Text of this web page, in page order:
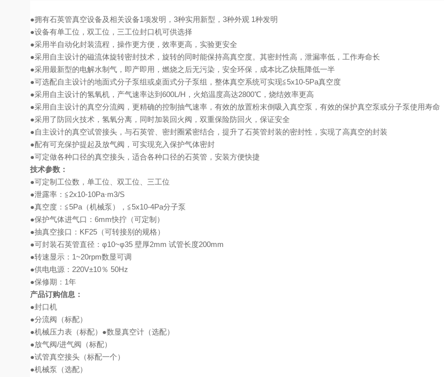
●拥有石英管真空设备及相关设备1项发明，3种实用新型，3种外观 1种发明
●设备有单工位，双工位，三工位封口机可供选择
●采用半自动化封装流程，操作更方便，效率更高，实验更安全
●采用自主设计的磁流体旋转密封技术，旋转的同时能保持高真空度。其密封性高，泄漏率低，工作寿命长
●采用最新型的电解水制气，即产即用，燃烧之后无污染，安全环保，成本比乙炔瓶降低一半
●可选配自主设计的地面式分子泵组或桌面式分子泵组，整体真空系统可实现≦5x10-5Pa真空度
●采用自主设计的氢氧机，产气速率达到600L/H，火焰温度高达2800℃，烧结效率更高
●采用自主设计的真空分流阀，更精确的控制抽气速率，有效的放置粉末倒吸入真空泵，有效的保护真空泵或分子泵使用寿命
●采用了防回火技术，氢氧分离，同时加装回火阀，双重保险防回火，保证安全
●自主设计的真空试管接头，与石英管、密封圈紧密结合，提升了石英管封装的密封性，实现了高真空的封装
●配有可充保护提起及放气阀，可实现充入保护气体密封
●可定做各种口径的真空接头，适合各种口径的石英管，安装方便快捷
技术参数：
●可定制工位数，单工位、双工位、三工位
●泄露率：≦2x10-10Pa·m3/S
●真空度：≦5Pa（机械泵），≦5x10-4Pa分子泵
●保护气体进气口：6mm快拧（可定制）
●抽真空接口：KF25（可转接别的规格）
●可封装石英管直径：φ10~φ35 壁厚2mm 试管长度200mm
●转速显示：1~20rpm数显可调
●供电电源：220V±10％ 50Hz
●保修期：1年
产品订购信息：
●封口机
●分流阀（标配）
●机械压力表（标配）●数显真空计（选配）
●放气阀/进气阀（标配）
●试管真空接头（标配一个）
●机械泵（选配）